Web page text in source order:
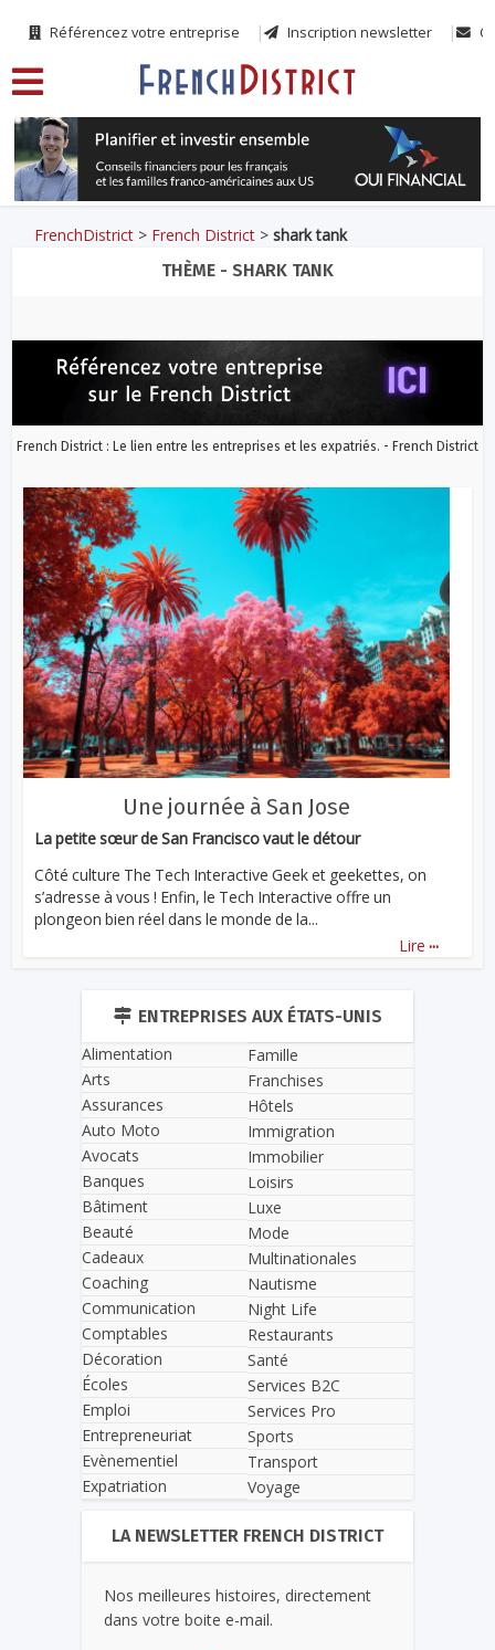
Référencez votre entreprise Inscription newsletter
FrenchDistrict > French District >shark tank
THÈME - SHARK TANK
French District : Le lien entre les entreprises et les expatriés. - French District
Une journée à San Jose
La petite sœur de San Francisco vaut le détour
Côté culture The Tech Interactive Geek et geekettes, on
s’adresse à vous ! Enfin, le Tech Interactive offre un
plongeon bien réel dans le monde de la...
Lire ...
ENTREPRISES AUX ÉTATS-UNIS
Alimentation
Arts
Assurances
Auto Moto
Avocats
Banques
Bâtiment
Beauté
Cadeaux
Coaching
Communication
Comptables
Décoration
Écoles
Emploi
Entrepreneuriat
Evènementiel
Expatriation
Famille
Franchises
Hôtels
Immigration
Immobilier
Loisirs
Luxe
Mode
Multinationales
Nautisme
Night Life
Restaurants
Santé
Services B2C
Services Pro
Sports
Transport
Voyage
LA NEWSLETTER FRENCH DISTRICT
Nos meilleures histoires, directement
dans votre boite e-mail.